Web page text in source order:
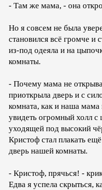
- Там же мама, - она
Но я совсем не была
становился всё громче и
из-под одеяла и на
комнаты.
- Почему мама не
приоткрыла дверь и с
комната, как и наша
увидеть огромный холл с
уходящей под высокий
Кристоф стал плакать
дверь нашей комнаты.
- Кристоф, прячься! -
Едва я успела скрыться,